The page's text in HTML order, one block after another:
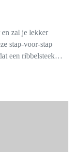
zal je lekker
stap-voor-stap
een ribbelsteek…